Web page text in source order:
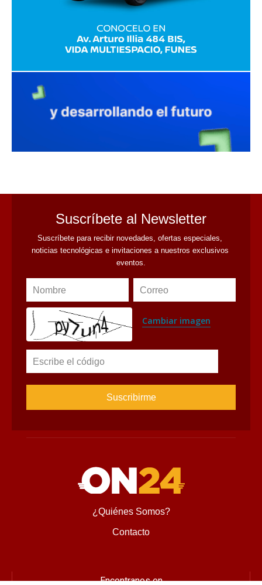
Suscríbete al Newsletter
Suscríbete para recibir novedades, ofertas especiales,
noticias tecnológicas e invitaciones a nuestros exclusivos
eventos.
Nombre Correo
Cambiar imagen
Escribe el código
¿Quiénes Somos?
Contacto
Encontranos en